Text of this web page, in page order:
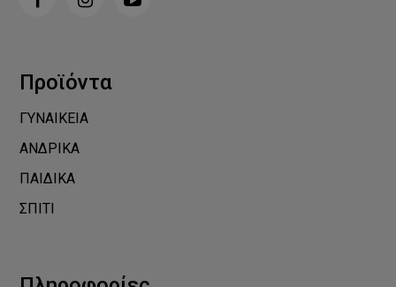
Προϊόντα
ΓΥΝΑΙΚΕΙΑ
ΑΝΔΡΙΚΑ
ΠΑΙΔΙΚΑ
ΣΠΙΤΙ